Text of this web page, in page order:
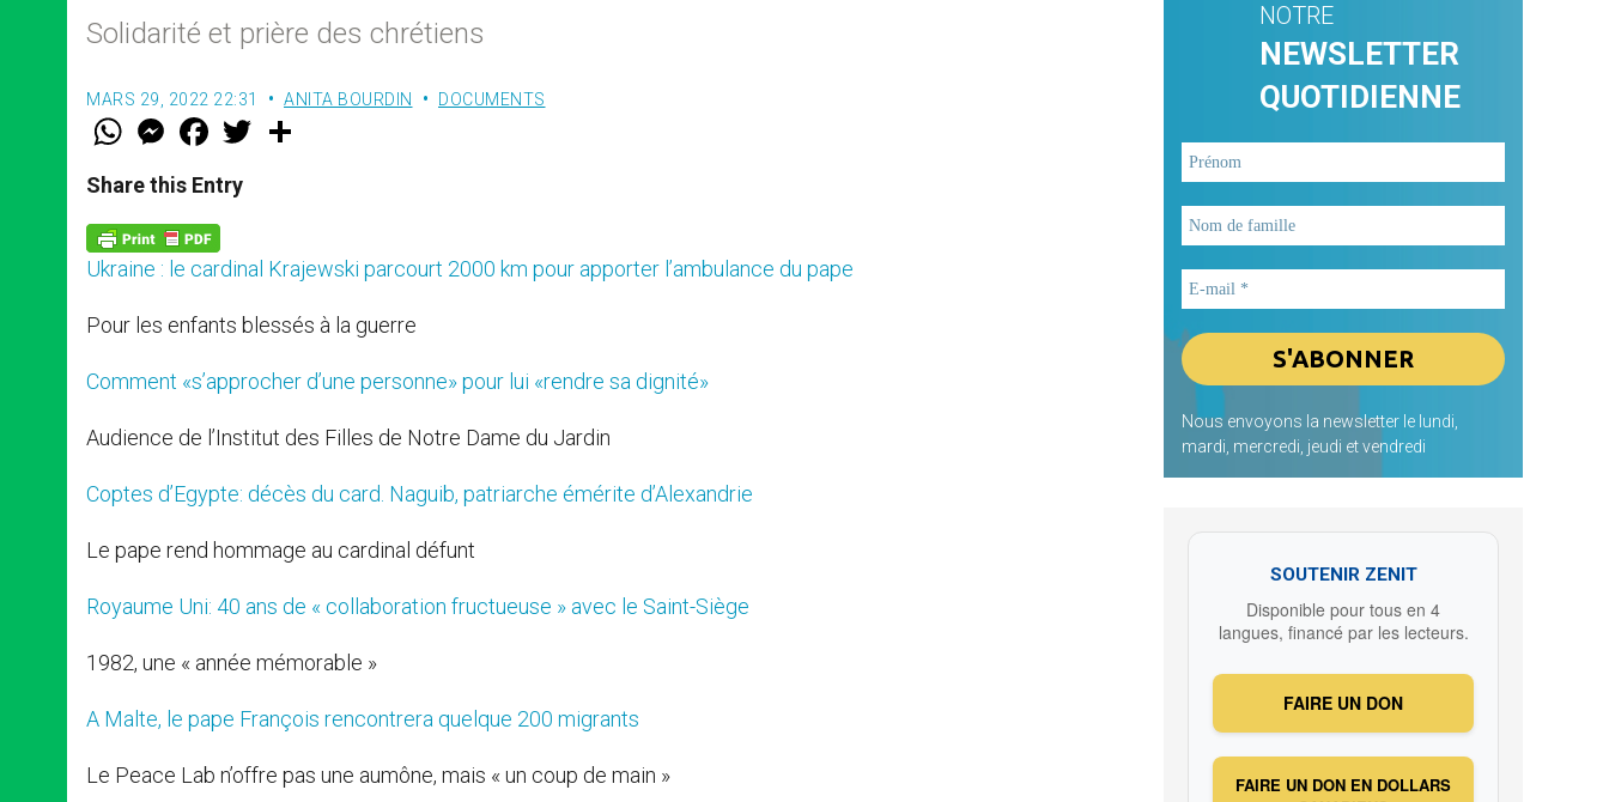
Solidarité et prière des chrétiens
MARS 29, 2022 22:31 ANITA BOURDIN DOCUMENTS
W
t
s
p
p
M
e
s
e
g
e
r
F
a
e
b
o
k
w
Share this Entry
Ukraine : le cardinal Krajewski parcourt 2000 km pour apporter l’ambulance du pape
Pour les enfants blessés à la guerre
Comment «s’approcher d’une personne» pour lui «rendre sa dignité»
Audience de l’Institut des Filles de Notre Dame du Jardin
Coptes d’Egypte: décès du card. Naguib, patriarche émérite d’Alexandrie
Le pape rend hommage au cardinal défunt
Royaume Uni: 40 ans de « collaboration fructueuse » avec le Saint-Siège
1982, une « année mémorable »
A Malte, le pape François rencontrera quelque 200 migrants
Le Peace Lab n’offre pas une aumône, mais « un coup de main »
NOTRE
NEWSLETTER
QUOTIDIENNE
Nous envoyons la newsletter le lundi,
mardi, mercredi, jeudi et vendredi
SOUTENIR ZENIT
Disponible pour tous en 4
langues, financé par les lecteurs.
FAIRE UN DON
FAIRE UN DON EN DOLLARS